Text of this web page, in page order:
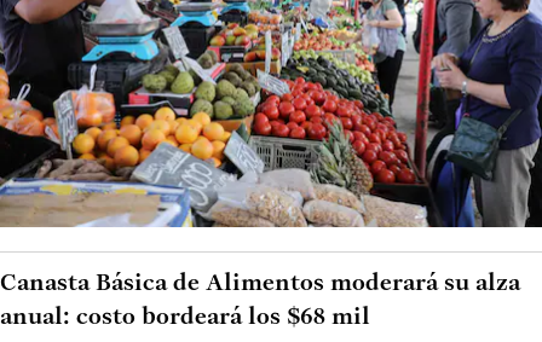
Canasta Básica de Alimentos moderará su alza
anual: costo bordeará los $68 mil